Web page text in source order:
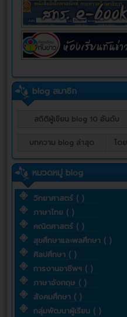
blog สมาชิก
สถิติผู้เขียน blog 10 อันดับ
บทความ blog ล่าสุด โดย
หมวดหมู่ blog
วิทยาศาสตร์ ( )
ภาษาไทย ( )
คณิตศาสตร์ ( )
สุขศึกษาและพลศึกษา ( )
ศิลปศึกษา ( )
การงานอาชีพฯ ( )
ภาษาอังกฤษ ( )
สังคมศึกษา ( )
กลุ่มพัฒนาผู้เรียน ( )